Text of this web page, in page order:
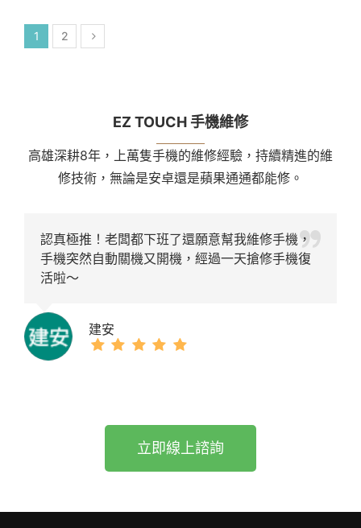
1 2
EZ TOUCH 手機維修
高雄深耕8年，上萬隻手機的維修經驗，持續精進的維
修技術，無論是安卓還是蘋果通通都能修。
認真極推！老闆都下班了還願意幫我維修手機，
手機突然自動關機又開機，經過一天搶修手機復
活啦～
建安
立即線上諮詢